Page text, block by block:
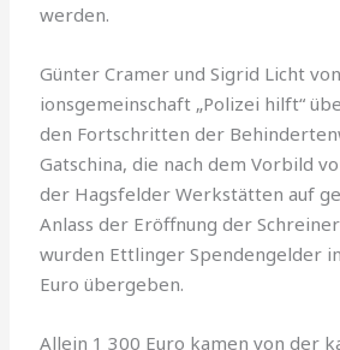
werden.
Günter Cramer und Sigrid Licht
ionsgemeinschaft „Polizei hilft“
den Fortschritten der
Gatschina, die nach dem Vorbild
der Hagsfelder Werkstätten auf
Anlass der Eröffnung der
wurden Ettlinger Spendengelder
Euro über­geben.
Allein 1 300 Euro kamen von der